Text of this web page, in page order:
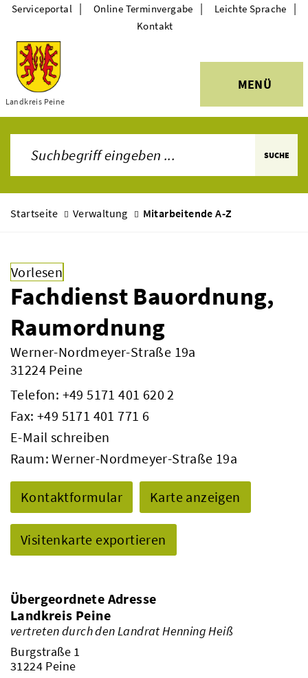
Themen
Landkreis Peine
MENÜ
Serviceportal | Online Terminvergabe | Leichte Sprache |
Kontakt
SUCHE
Startseite Verwaltung Mitarbeitende A-Z
Vorlesen
Fachdienst Bauordnung,
Raumordnung
Werner-Nordmeyer-Straße 19a
31224 Peine
Telefon: +49 5171 401 620 2
Fax: +49 5171 401 771 6
E-Mail schreiben
Raum: Werner-Nordmeyer-Straße 19a
Kontaktformular Karte anzeigen
Visitenkarte exportieren
Übergeordnete Adresse
Landkreis Peine
vertreten durch den Landrat Henning Heiß
Burgstraße 1
31224 Peine